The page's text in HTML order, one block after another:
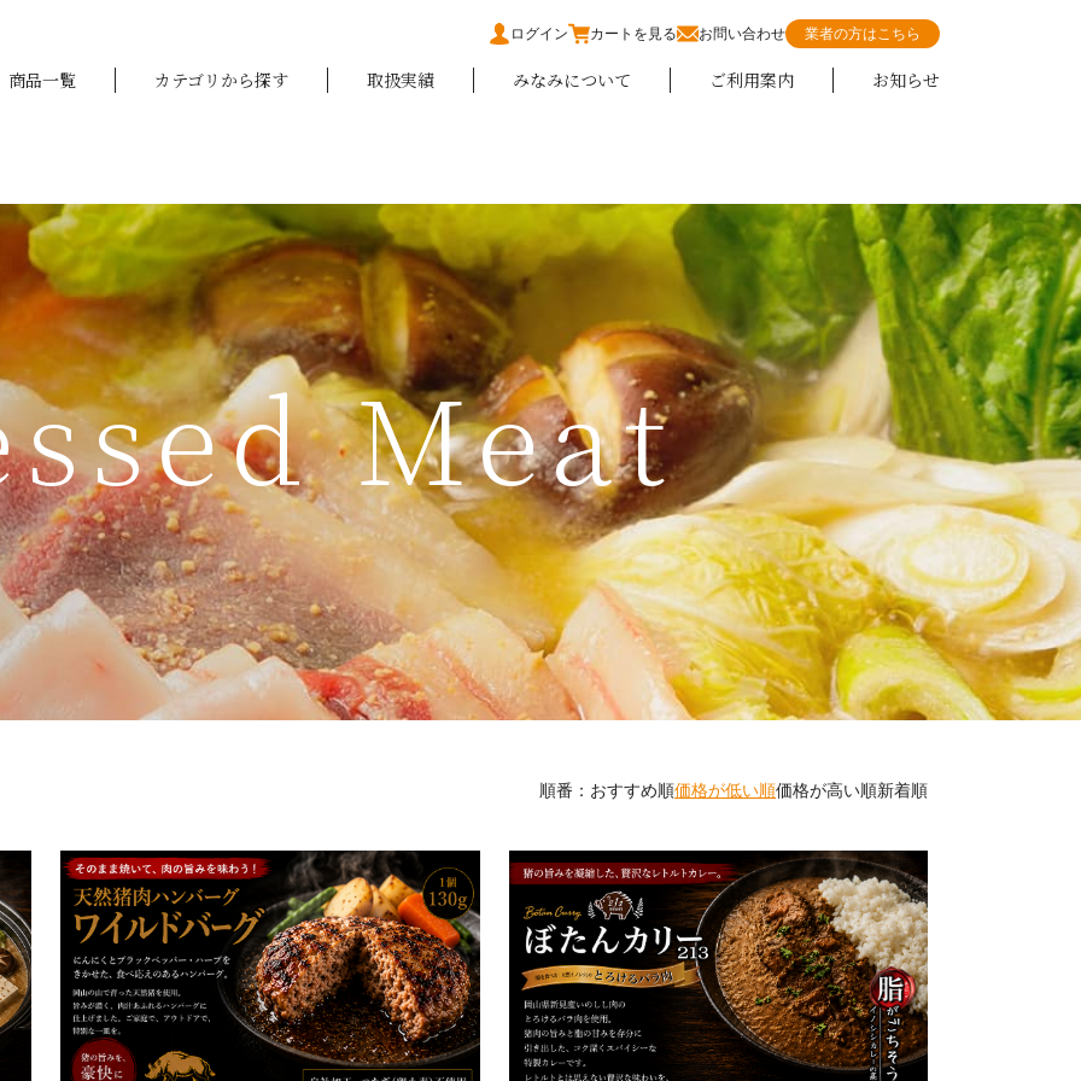
ログイン カートを見る お問い合わせ 業者の方はこちら
商品一覧 カテゴリから探す 取扱実績 みなみについて ご利用案内 お知らせ
Meat
順番： おすすめ順価格が低い順価格が高い順新着順